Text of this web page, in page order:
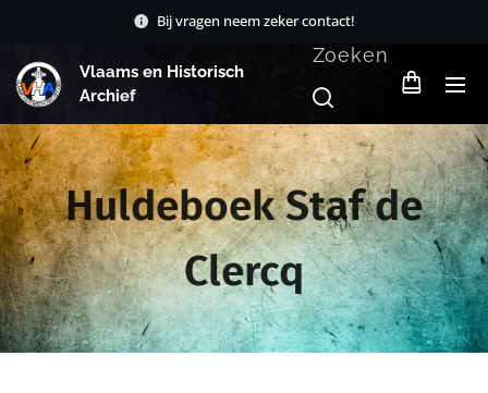
Bij vragen neem zeker contact!
Vlaams en Historisch
Archief
Zoeken
Huldeboek Staf de
Clercq